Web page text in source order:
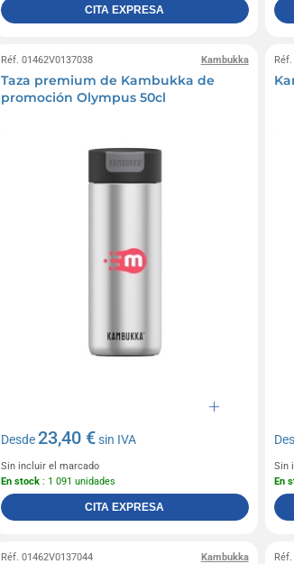
CITA EXPRESA
Kambukka
Réf. 01462V0137038
Taza premium de Kambukka de
promoción Olympus 50cl
Desde23,40 €sin IVA
Sin incluir el marcado
En stock : 1 091 unidades
CITA EXPRESA
Sin
En
Kambukka
Réf. 01462V0137044